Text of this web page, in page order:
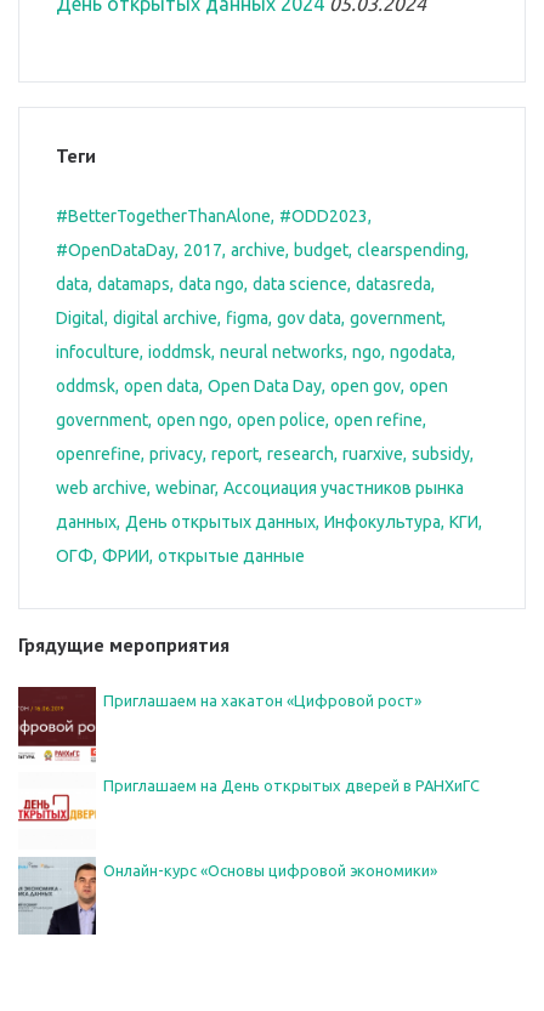
Теги
#BetterTogetherThanAlone #ODD2023
#OpenDataDay 2017 archive budget clearspending
data datamaps data ngo data science datasreda
Digital digital archive figma gov data government
infoculture ioddmsk neural networks ngo ngodata
oddmsk open data Open Data Day open gov open
government open ngo open police open refine
openrefine privacy report research ruarxive subsidy
web archive webinar Ассоциация участников рынка
данных День открытых данных Инфокультура КГИ
ОГФ ФРИИ открытые данные
Грядущие мероприятия
Приглашаем на хакатон «Цифровой рост»
Приглашаем на День открытых дверей в РАНХиГС
Онлайн-курс «Основы цифровой экономики»